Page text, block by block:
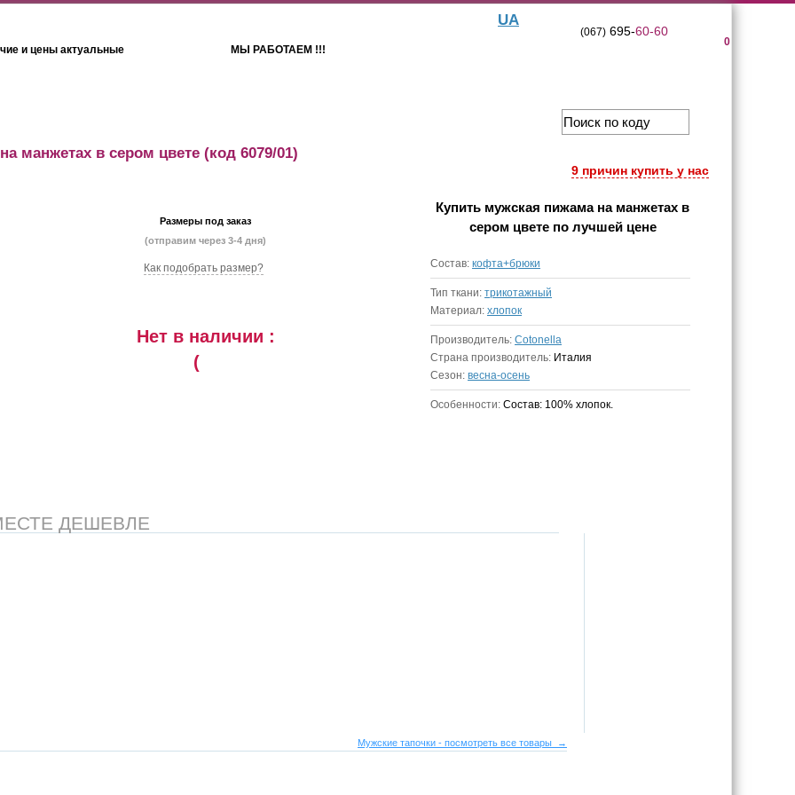
и цены актуальные МЫ РАБОТАЕМ !!!
UA
0
(067)695-60-60
9 причин купить у нас
манжетах в сером цвете (код 6079/01)
Размеры под заказ
(отправим через 3-4 дня)
Как подобрать размер?
Нет в наличии :
(
Купить мужская пижама на манжетах в
сером цвете по лучшей цене
Состав: кофта+брюки
Тип ткани: трикотажный
Материал: хлопок
Производитель: Cotonella
Страна производитель: Италия
Сезон: весна-осень
Особенности: Состав: 100% хлопок.
ДЕШЕВЛЕ
Мужские тапочки - посмотреть все товары →